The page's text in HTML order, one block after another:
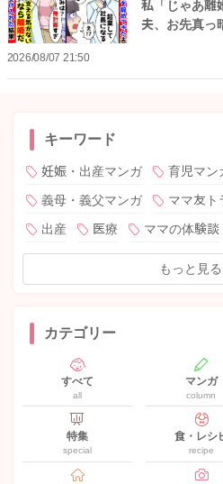
私「じゃあ離
夫、お先真っ
2026/08/07 21:50
キーワード
妊娠・出産マンガ 育児マン
義母・義父マンガ
ママ友ト
出産
医療 ママの体験談
もっと見る
カテゴリー
すべて
all
マンガ
column
特集
special
食・レシ
recipe